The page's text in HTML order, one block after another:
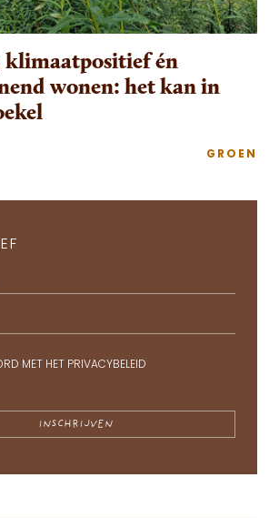
klimaatpositief én
wonen: het kan in
GROEN
MET HET PRIVACYBELEID